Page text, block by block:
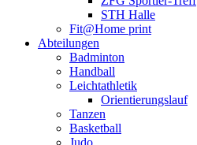
STH Halle
Fit@Home print
Abteilungen
Badminton
Handball
Leichtathletik
Orientierungslauf
Tanzen
Basketball